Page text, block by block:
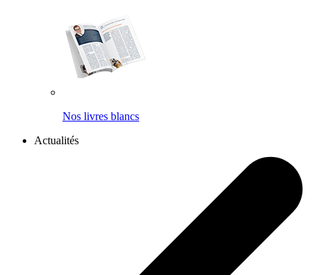
Nos livres blancs
Actualités